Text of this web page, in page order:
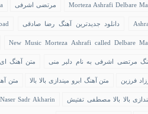
Morteza Ashrafi Delbare مرتضی اشرفی
دانلود جدیدترین آهنگ رضا صادقی
New Music Morteza Ashrafi called Delbare
مرتضی اشرفی به نام دلبر منی متن آهنگ ای
فرزین متن آهنگ ابرو میندازی بالا بالا متن
بالا بالا مصطفی تفتیش Sadr Akharin